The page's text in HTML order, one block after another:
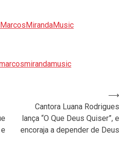
Cantora Luana Rodrigues
lança “O Que Deus Quiser”, e
encoraja a depender de Deus
⟶